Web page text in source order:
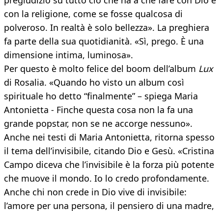
con la religione, come se fosse qualcosa di
polveroso. In realtà è solo bellezza». La preghiera
fa parte della sua quotidianità. «Sì, prego. È una
dimensione intima, luminosa».
Per questo è molto felice del boom dell’album Lux
di Rosalia. «Quando ho visto un album così
spirituale ho detto “finalmente” – spiega Maria
Antonietta - Finche questa cosa non la fa una
grande popstar, non se ne accorge nessuno».
Anche nei testi di Maria Antonietta, ritorna spesso
il tema dell’invisibile, citando Dio e Gesù. «Cristina
Campo diceva che l’invisibile è la forza più potente
che muove il mondo. Io lo credo profondamente.
Anche chi non crede in Dio vive di invisibile:
l’amore per una persona, il pensiero di una madre,